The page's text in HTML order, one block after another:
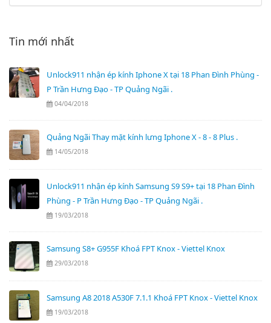
Tin mới nhất
Unlock911 nhận ép kính Iphone X tại 18 Phan Đình Phùng -
P Trần Hưng Đạo - TP Quảng Ngãi .
04/04/2018
Quảng Ngãi Thay mặt kính lưng Iphone X - 8 - 8 Plus .
14/05/2018
Unlock911 nhận ép kính Samsung S9 S9+ tại 18 Phan Đình
Phùng - P Trần Hưng Đạo - TP Quảng Ngãi .
19/03/2018
Samsung S8+ G955F Khoá FPT Knox - Viettel Knox
29/03/2018
Samsung A8 2018 A530F 7.1.1 Khoá FPT Knox - Viettel Knox
19/03/2018